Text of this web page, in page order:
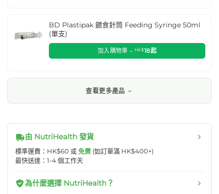
BD Plastipak 餵食針筒 Feeding Syringe 50ml
(單支)
加入購物車 - HK$18起
查看更多產品
由 NutriHealth 發貨
標準運費：HK$60 或免費 (如訂單滿 HK$400+)
最快送達：1-4 個工作天
為什麼選擇 NutriHealth？